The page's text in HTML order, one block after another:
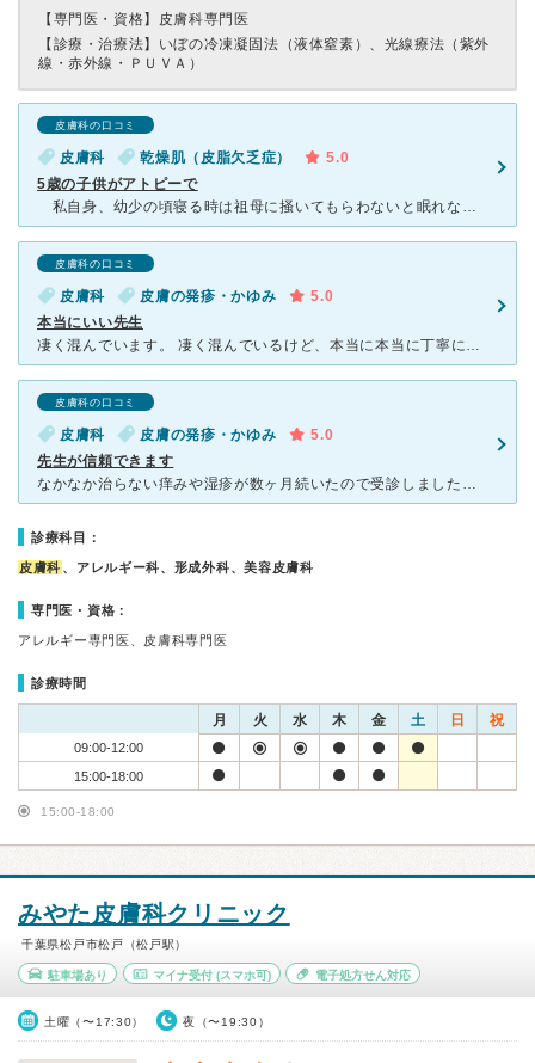
【専門医・資格】 皮膚科専門医
【診療・治療法】 いぼの冷凍凝固法（液体窒素）、光線療法（紫外
線・赤外線・ＰＵＶＡ）
皮膚科の口コミ
皮膚科 乾燥肌（皮脂欠乏症）
5.0
5歳の子供がアトピーで
私自身、幼少の頃寝る時は祖母に掻いてもらわないと眠れない子供でした。それが、どういうわけか、自分の子供も同じで、寝る時だけではなく食事中でも車に乗っている時でも痒い痒いと騒いでいる状況でした。 私
皮膚科の口コミ
皮膚科 皮膚の発疹・かゆみ
5.0
本当にいい先生
凄く混んでいます。 凄く混んでいるけど、本当に本当に丁寧に診察し、沢山話も聞いて本当の原因を探り、突き止めてくれます。 混んでいるのが納得。ここまで見てくれるなら、全然待てます。 どこに行っても
皮膚科の口コミ
皮膚科 皮膚の発疹・かゆみ
5.0
先生が信頼できます
なかなか治らない痒みや湿疹が数ヶ月続いたので受診しました。 とても混むし待ち時間も長いのですが、先生の診察がとても丁寧でわかりやすく信頼できるので待ち時間も気になりません。 受付して一度帰っても携
診療科目：
皮膚科 、アレルギー科、形成外科、美容皮膚科
専門医・資格：
アレルギー専門医、皮膚科専門医
診療時間
月 火 水 木 金 土 日 祝
09:00-12:00
15:00-18:00
15:00-18:00
みやた皮膚科クリニック
千葉県松戸市松戸（松戸駅）
駐車場あり マイナ受付(スマホ可) 電子処方せん対応
土曜（〜17:30） 夜（〜19:30）